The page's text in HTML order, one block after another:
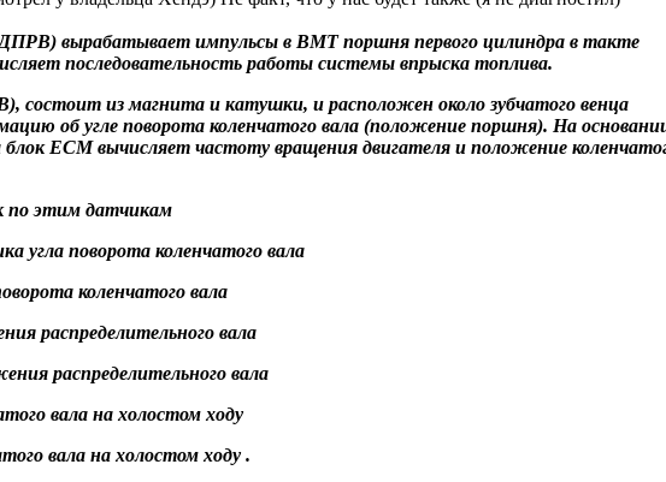
вырабатывает импульсы в ВМТ поршня первого цилиндра в такте
последовательность работы системы впрыска топлива.
состоит из магнита и катушки, и расположен около зубчатого венца
об угле поворота коленчатого вала (положение поршня). На
ЕСМ вычисляет частоту вращения двигателя и положение
по этим датчикам
угла поворота коленчатого вала
коленчатого вала
распределительного вала
распределительного вала
вала на холостом ходу
вала на холостом ходу .